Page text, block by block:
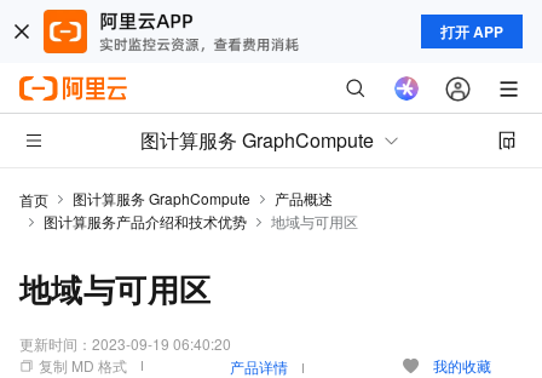
打开 APP
图计算服务 GraphCompute
首页 图计算服务 GraphCompute
产品概述
图计算服务产品介绍和技术优势
地域与可用区
地域与可用区
更新时间： 2023-09-19 06:40:20
复制 MD 格式
产品详情 我的收藏